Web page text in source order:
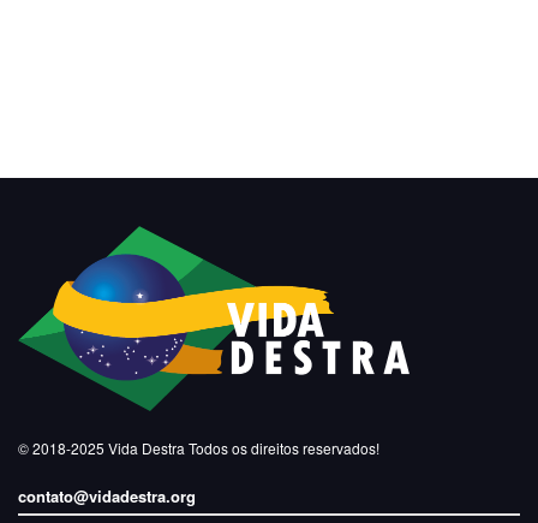
© 2018-2025 Vida Destra Todos os direitos reservados!
contato@vidadestra.org